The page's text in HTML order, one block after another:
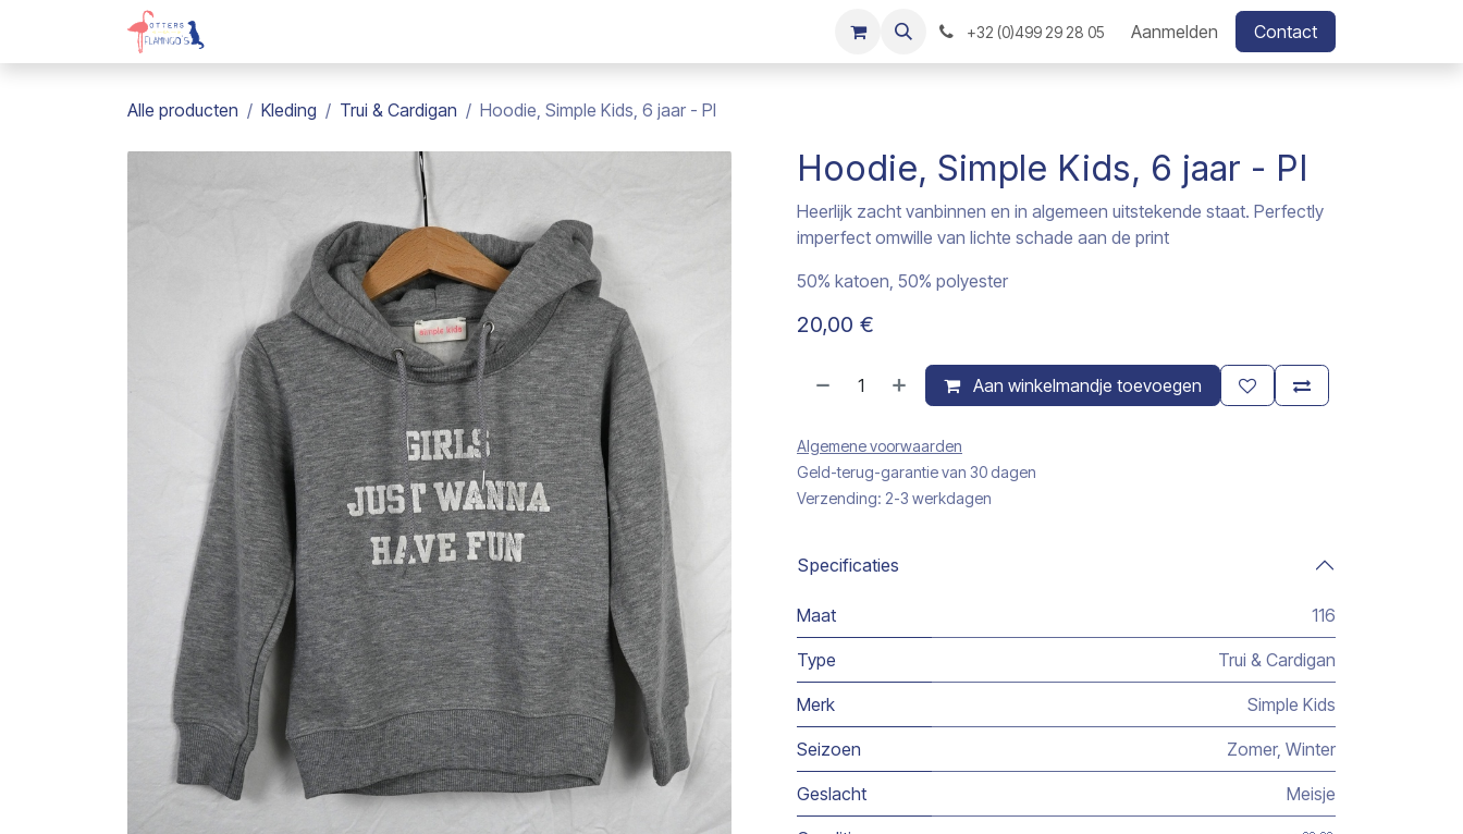
Overslaan naar inhoud
+32 (0)499 29 28 05 Aanmelden Contact
Alle producten Kleding Trui & Cardigan Hoodie, Simple Kids, 6 jaar - PI
Hoodie, Simple Kids, 6 jaar - PI
Heerlijk zacht vanbinnen en in algemeen uitstekende staat. Perfectly
imperfect omwille van lichte schade aan de print
50% katoen, 50% polyester
20,00 €
Aan winkelmandje toevoegen
Algemene voorwaarden
Geld-terug-garantie van 30 dagen
Verzending: 2-3 werkdagen
Specificaties
Maat 116
Type Trui & Cardigan
Merk Simple Kids
Seizoen Zomer, Winter
Geslacht Meisje